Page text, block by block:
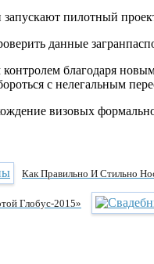
пилотный
данные
контролем благодаря
с нелегальным
визовых
Как Правильно И Стильно
Глобус-2015»